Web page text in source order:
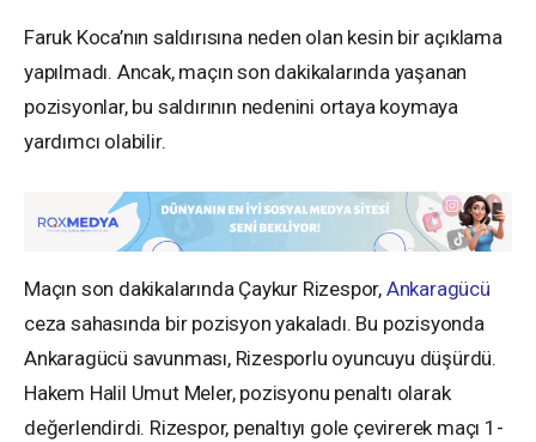
Faruk Koca’nın saldırısına neden olan kesin bir açıklama
yapılmadı. Ancak, maçın son dakikalarında yaşanan
pozisyonlar, bu saldırının nedenini ortaya koymaya
yardımcı olabilir.
Maçın son dakikalarında Çaykur Rizespor, Ankaragücü
ceza sahasında bir pozisyon yakaladı. Bu pozisyonda
Ankaragücü savunması, Rizesporlu oyuncuyu düşürdü.
Hakem Halil Umut Meler, pozisyonu penaltı olarak
değerlendirdi. Rizespor, penaltıyı gole çevirerek maçı 1-